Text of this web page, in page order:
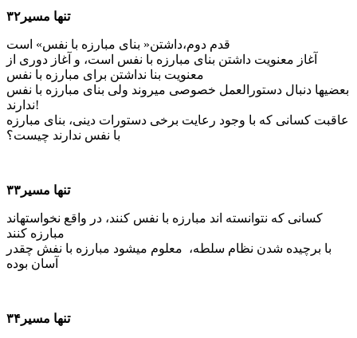
تنها مسیر۳۲
قدم دوم،داشتن« بنای مبارزه با نفس» است
آغاز معنویت داشتن بنای مبارزه با نفس است، و آغاز دوری از
معنویت بنا نداشتن برای مبارزه با نفس
بعضی­ها دنبال دستورالعمل خصوصی می­روند ولی بنای مبارزه با نفس
ندارند!
عاقبت کسانی که با وجود رعایت برخی دستورات دینی، بنای مبارزه
با نفس ندارند چیست؟
تنها مسیر۳۳
کسانی که نتوانسته اند مبارزه با نفس کنند، در واقع نخواسته­اند
مبارزه کنند
با برچیده شدن نظام سلطه، معلوم می­شود مبارزه با نفش چقدر
آسان بوده
تنها مسیر۳۴